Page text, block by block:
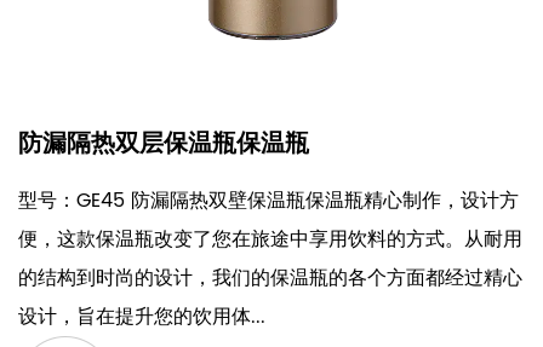
旅行户外运动真空保温瓶水壶
型号：HI15 我们的旅行户外运动真空隔热瓶水壶是便利、
耐用和时尚的缩影。这款水瓶专为现代冒险家而设计，是
任何旅程的伴侣，无论是穿越山脉的徒步旅行、星空下的
营之旅，还是您日常的补水...